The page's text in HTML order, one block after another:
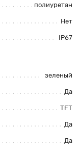
полиуретан
Нет
IP67
зеленый
Да
TFT
Да
Да